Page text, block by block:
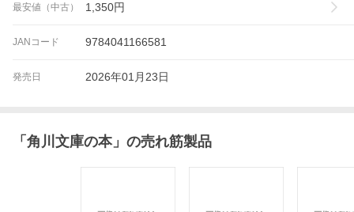
最安値（中古） 1,350円
JANコード 9784041166581
発売日 2026年01月23日
「 角川文庫の本」の売れ筋製品